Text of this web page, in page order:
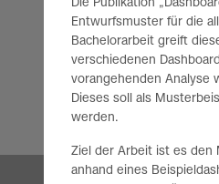
Die Publikation
Entwurfsmuster für die
Bachelorarbeit greift
verschiedenen
vorangehenden Analyse
Dieses soll als
werden.
Ziel der Arbeit ist es den
anhand eines